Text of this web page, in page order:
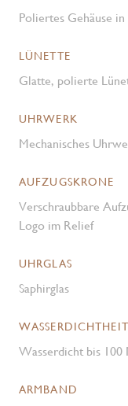
Poliertes Gehäuse
LÜNETTE
Glatte, polierte
UHRWERK
Mechanisches
AUFZUGSKRONE
Verschraubbare
Logo im Relief
UHRGLAS
Saphirglas
WASSERDICHTHEIT
Wasserdicht bis 100
ARMBAND